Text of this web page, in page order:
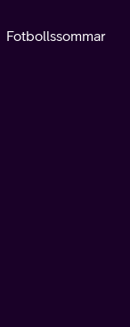
Fotbollssommar